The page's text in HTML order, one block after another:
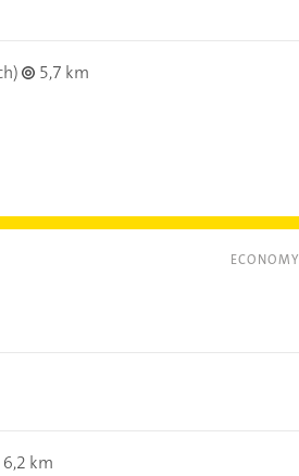
5,7 km
ECONOMY
6,2 km